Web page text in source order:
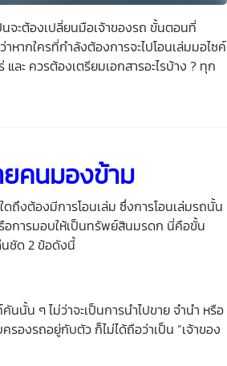
จะต้องเปลี่ยนมือเจ้าของรถ ขั้นตอนที่
หากใครที่กำลังต้องการจะไปโอนเล่มมอไซค์
ละ ควรต้องเตรียมเอกสารอะไรบ้าง ? ทุก
คนมองข้าม
ถึงต้องมีการโอนเล่ม ซึ่งการโอนเล่มรถนั้น
รือการมอบให้เป็นทรัพย์สินมรดก นี่คือขั้น
นชัด 2 ข้อดังนี้
นั้น ๆ ไม่ว่าจะเป็นการนำไปขาย จำนำ หรือ
รองรถอยู่กับตัว ก็ไม่ได้ถือว่าเป็น “เจ้าของ